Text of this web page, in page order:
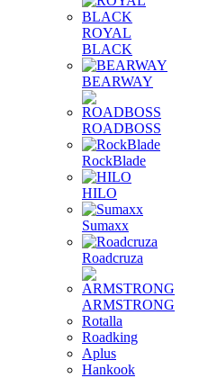
ROYAL
BLACK
BEARWAY
ROADBOSS
RockBlade
HILO
Sumaxx
Roadcruza
ARMSTRONG
Rotalla
Roadking
Aplus
Hankook